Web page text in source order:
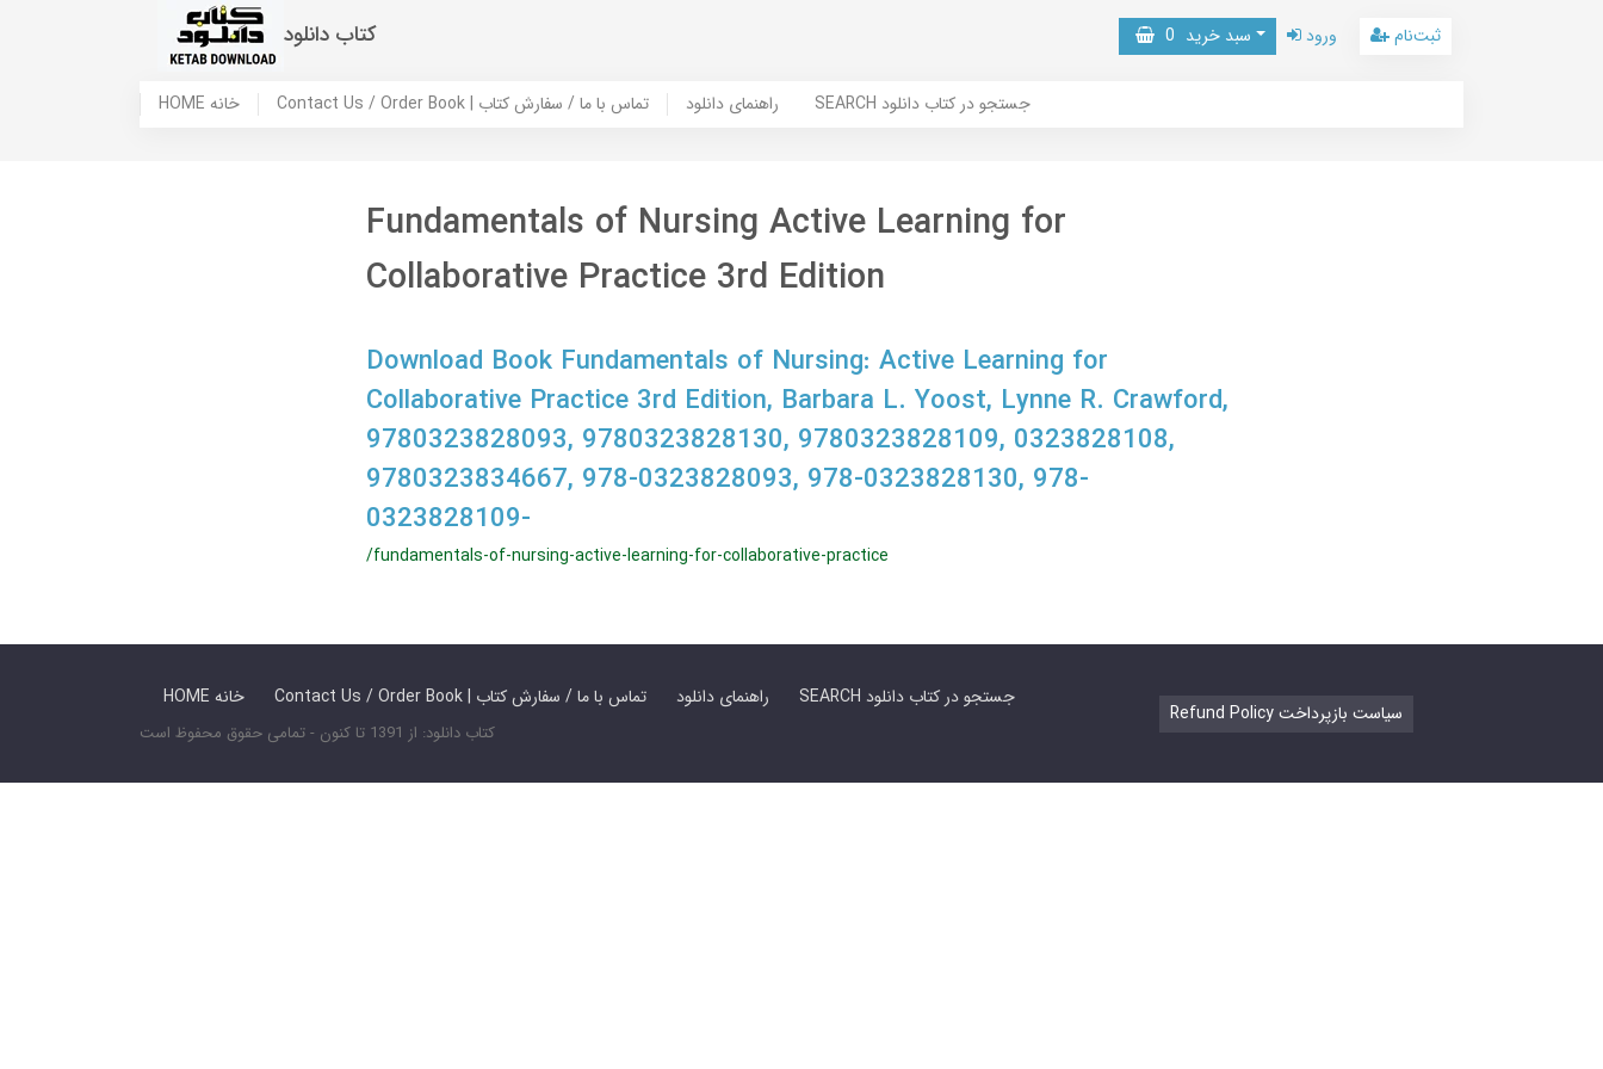
کتاب دانلود سبد خرید 0 ورود ثبت‌نام
HOME خانه Contact Us / Order Book | تماس با ما / سفارش کتاب راهنمای دانلود SEARCH جستجو در کتاب دانلود
Fundamentals of Nursing Active Learning for
Collaborative Practice 3rd Edition
Download Book Fundamentals of Nursing: Active Learning for
Collaborative Practice 3rd Edition, Barbara L. Yoost, Lynne R. Crawford,
9780323828093, 9780323828130, 9780323828109, 0323828108,
9780323834667, 978-0323828093, 978-0323828130, 978-
0323828109-
/fundamentals-of-nursing-active-learning-for-collaborative-practice
HOME خانه Contact Us / Order Book | تماس با ما / سفارش کتاب راهنمای دانلود SEARCH جستجو در کتاب دانلود
کتاب دانلود: از 1391 تا کنون - تمامی حقوق محفوظ است
Refund Policy سیاست بازپرداخت